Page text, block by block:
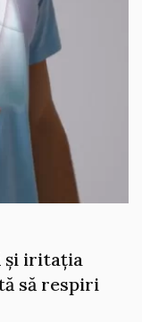
și iritația
să respiri